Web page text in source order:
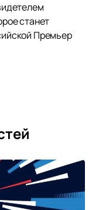
станет
Премьер